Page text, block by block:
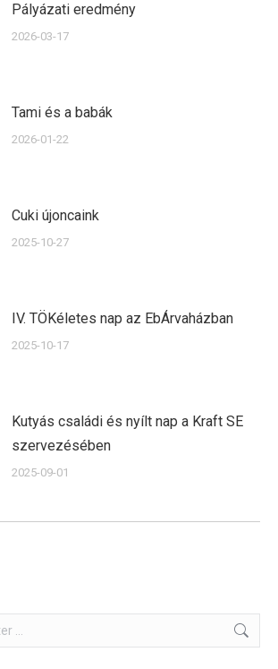
Pályázati eredmény
2026-03-17
Tami és a babák
2026-01-22
Cuki újoncaink
2025-10-27
IV. TÖKéletes nap az EbÁrvaházban
2025-10-17
Kutyás családi és nyílt nap a Kraft SE
szervezésében
2025-09-01